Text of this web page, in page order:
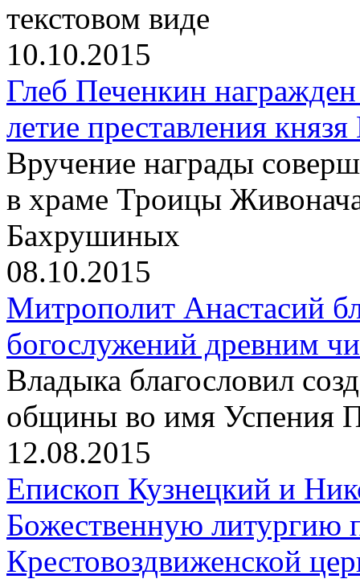
текстовом виде
10.10.2015
Глеб Печенкин
летие преставления
Вручение награды
в храме Троицы
Бахрушиных
08.10.2015
Митрополит Анастасий
богослужений древним
Владыка благословил
общины во имя Успения
12.08.2015
Епископ Кузнецкий и
Божественную литургию
Крестовоздвиженской